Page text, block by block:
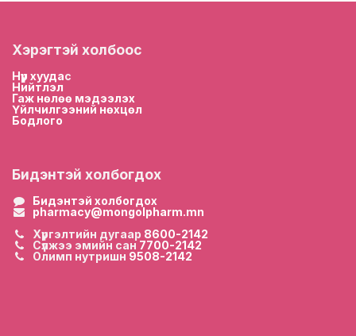
Хэрэгтэй холбоос
Нүүр хуудас
Нийтлэл
Гаж нөлөө мэдээлэх
Үйлчилгээний нөхцөл
Бодлого
Бидэнтэй холбогдох
Бидэнтэй холбогдох
pharmacy@mongolpharm.mn
Хүргэлтийн дугаар 8600-2142
Сүлжээ эмийн сан 7700-2142
Олимп нутришн 9508-2142